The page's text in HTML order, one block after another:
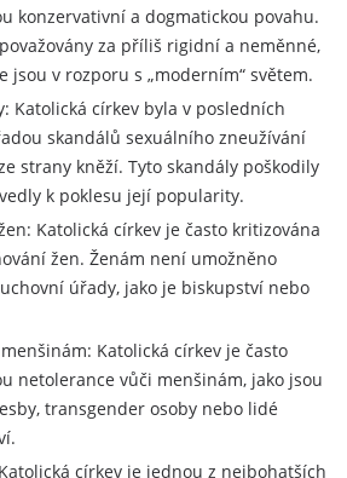
konzervativní a dogmatickou povahu.
za příliš rigidní a neměnné,
jsou v rozporu s „moderním“ světem.
Katolická církev byla v posledních
skandálů sexuálního zneužívání
strany kněží. Tyto skandály poškodily
k poklesu její popularity.
Katolická církev je často kritizována
žen. Ženám není umožněno
úřady, jako je biskupství nebo
Katolická církev je často
netolerance vůči menšinám, jako jsou
transgender osoby nebo lidé
církev je jednou z nejbohatších